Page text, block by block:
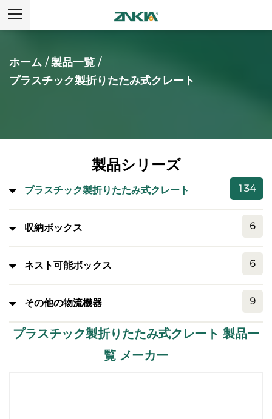
ホーム /製品一覧 /
プラスチック製折りたたみ式クレート
製品シリーズ
プラスチック製折りたたみ式クレート 134
収納ボックス 6
ネスト可能ボックス 6
その他の物流機器 9
プラスチック製折りたたみ式クレート 製品一
覧 メーカー